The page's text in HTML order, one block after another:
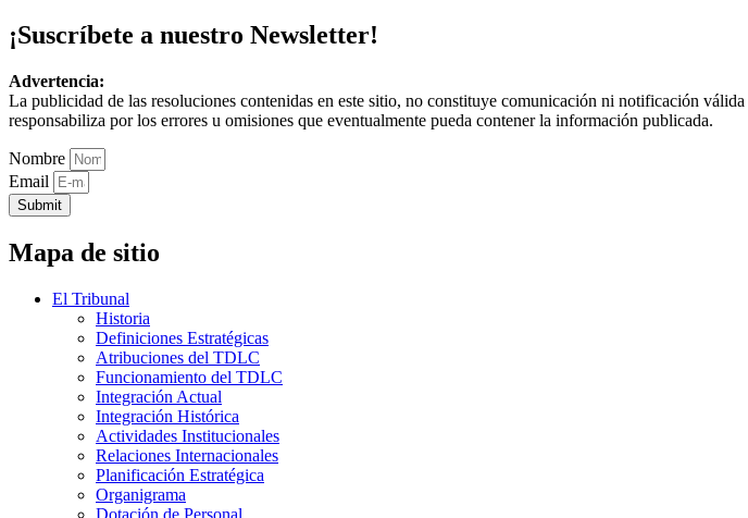
¡Suscríbete a nuestro Newsletter!
Advertencia:
La publicidad de las resoluciones contenidas en este sitio, no constituye comunicación ni notificación
responsabiliza por los errores u omisiones que eventualmente pueda contener la información publicada.
Nombre
Email
Submit
Mapa de sitio
El Tribunal
Historia
Definiciones Estratégicas
Atribuciones del TDLC
Funcionamiento del TDLC
Integración Actual
Integración Histórica
Actividades Institucionales
Relaciones Internacionales
Planificación Estratégica
Organigrama